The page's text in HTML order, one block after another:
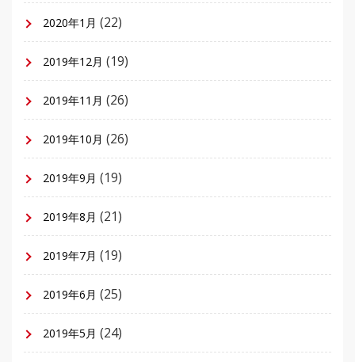
2020年1月 (22)
2019年12月 (19)
2019年11月 (26)
2019年10月 (26)
2019年9月 (19)
2019年8月 (21)
2019年7月 (19)
2019年6月 (25)
2019年5月 (24)